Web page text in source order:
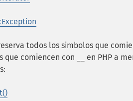
todos los simbolos que
que comiencen con
en PHP a